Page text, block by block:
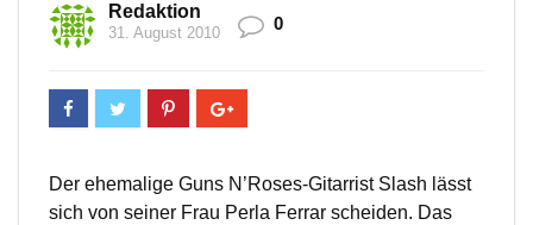
Redaktion
31. August 2010 0
Der ehemalige Guns N’Roses-Gitarrist Slash lässt
sich von seiner Frau Perla Ferrar scheiden. Das